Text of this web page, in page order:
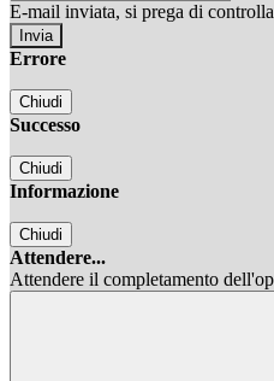
E-mail inviata, si prega di
Errore
Chiudi
Successo
Chiudi
Informazione
Chiudi
Attendere...
Attendere il completamento